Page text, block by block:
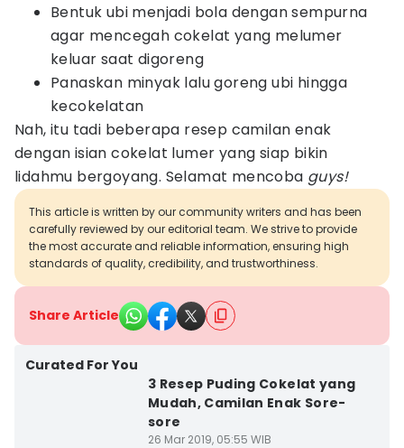
Bentuk ubi menjadi bola dengan sempurna
agar mencegah cokelat yang melumer
keluar saat digoreng
Panaskan minyak lalu goreng ubi hingga
kecokelatan
Nah, itu tadi beberapa resep camilan enak
dengan isian cokelat lumer yang siap bikin
lidahmu bergoyang. Selamat mencoba guys!
This article is written by our community writers and has been
carefully reviewed by our editorial team. We strive to provide
the most accurate and reliable information, ensuring high
standards of quality, credibility, and trustworthiness.
Share Article
Curated For You
3 Resep Puding Cokelat yang
Mudah, Camilan Enak Sore-
sore
26 Mar 2019, 05:55 WIB